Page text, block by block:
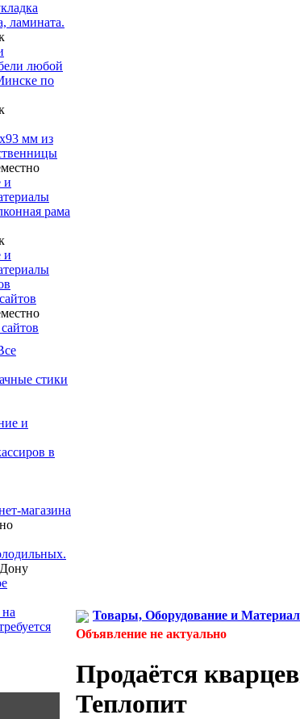
ламината.
любой
по
мм из
и
рама
и
стики
и
в
мaгaзинa
Товары, Оборудование и
Объявление не актуально
Продаётся
Теплопит